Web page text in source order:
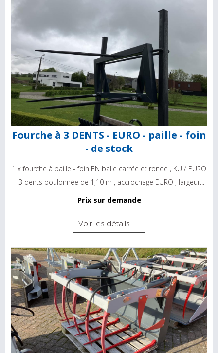
Fourche à 3 DENTS - EURO - paille - foin
- de stock
1 x fourche à paille - foin EN balle carrée et ronde , KU / EURO
- 3 dents boulonnée de 1,10 m , accrochage EURO , largeur...
Prix sur demande
Voir les détails